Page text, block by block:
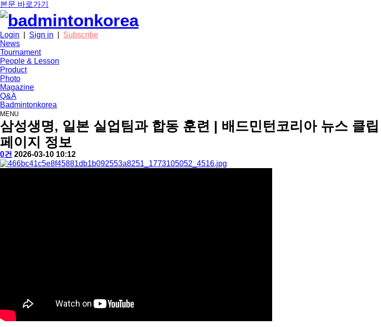
본문 바로가기
Login Sign in
Subscribe
News
Tournament
People & Lesson
Product
Photo
Magazine
Q&A
Badmintonkorea
MENU
news
삼성생명, 일본 실업팀과 합동 훈련 | 배드민턴코리아 뉴스 클립
페이지 정보
작
성
배
드
댓
글
0건 작
성
2026-03-10 10:12
본